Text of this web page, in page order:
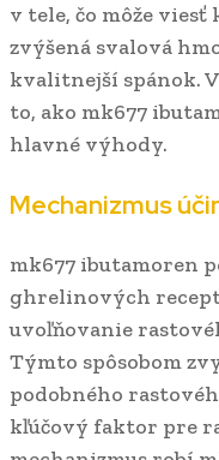
v tele, čo môže
zvýšená svalová
kvalitnejší spánok.
to, ako mk677
hlavné výhody.
Mechanizmus
mk677 ibutamoren
ghrelinových
uvoľňovanie
Týmto spôsobom
podobného
kľúčový faktor pre